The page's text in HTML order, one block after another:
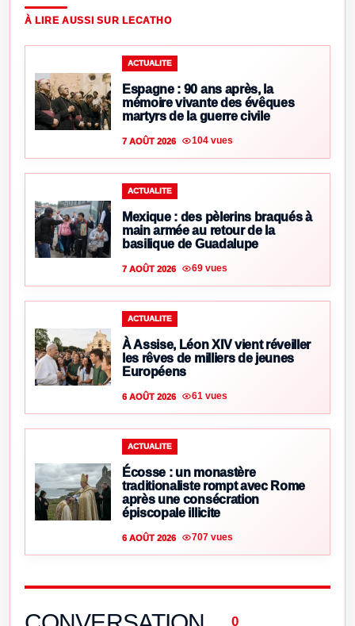
À LIRE AUSSI SUR LECATHO
ACTUALITE
Espagne : 90 ans après, la
mémoire vivante des évêques
martyrs de la guerre civile
7 AOÛT 2026 104 vues
ACTUALITE
Mexique : des pèlerins braqués à
main armée au retour de la
basilique de Guadalupe
7 AOÛT 2026 69 vues
ACTUALITE
À Assise, Léon XIV vient réveiller
les rêves de milliers de jeunes
Européens
6 AOÛT 2026 61 vues
ACTUALITE
Écosse : un monastère
traditionaliste rompt avec Rome
après une consécration
épiscopale illicite
6 AOÛT 2026 707 vues
0